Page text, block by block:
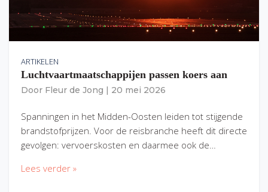
ARTIKELEN
Luchtvaartmaatschappijen passen koers aan
Door Fleur de Jong 20 mei 2026
Spanningen in het Midden-Oosten leiden tot stijgende
brandstofprijzen. Voor de reisbranche heeft dit directe
gevolgen: vervoerskosten en daarmee ook de…
Lees verder »